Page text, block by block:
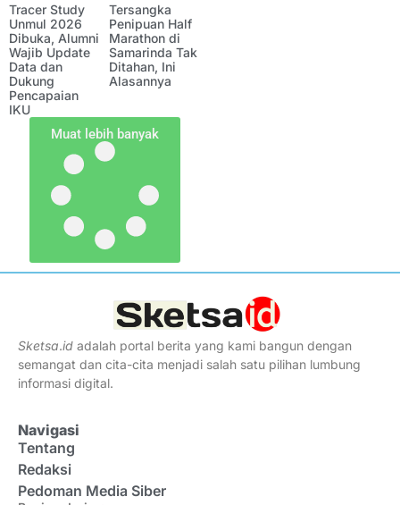
Tracer Study
Unmul 2026
Dibuka, Alumni
Wajib Update
Data dan
Dukung
Pencapaian
IKU
Tersangka
Penipuan Half
Marathon di
Samarinda Tak
Ditahan, Ini
Alasannya
Muat lebih banyak
Sketsa.id adalah portal berita yang kami bangun dengan
semangat dan cita-cita menjadi salah satu pilihan lumbung
informasi digital.
Navigasi
Tentang
Redaksi
Pedoman Media Siber